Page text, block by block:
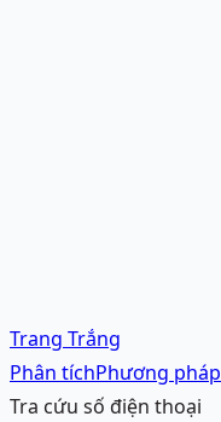
Trang Trắng
Phân tíchPhương pháp
Tra cứu số điện thoại